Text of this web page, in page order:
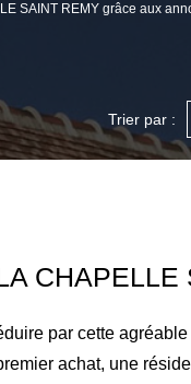
SAINT REMY grâce aux
Trier par :
par cette
achat, une